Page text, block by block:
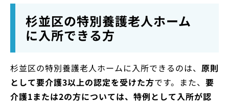
杉並区の特別養護老人ホーム
に入所できる方
杉並区の特別養護老人ホームに入所できるのは、 原則
として要介護3以上の認定を受けた方です。また、 要
介護1または2の方については、特例として入所が認